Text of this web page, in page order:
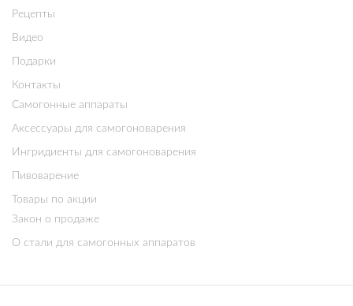
Рецепты
Видео
Подарки
Контакты
Самогонные аппараты
Аксессуары для самогоноварения
Ингридиенты для самогоноварения
Пивоварение
Товары по акции
Закон о продаже
О стали для самогонных аппаратов